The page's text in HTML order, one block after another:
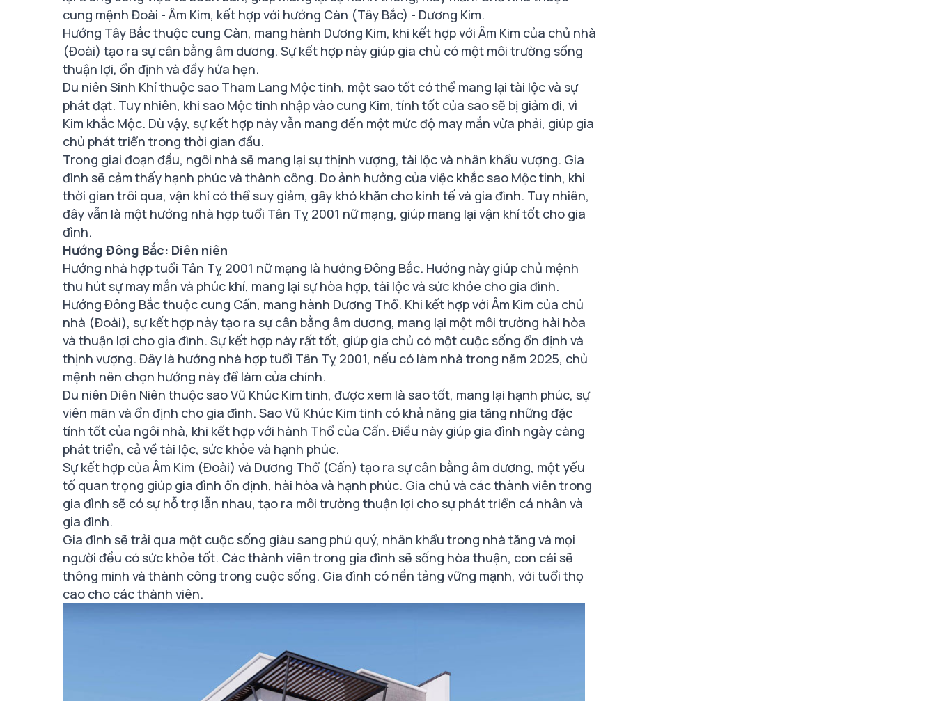
cung mệnh Đoài - Âm Kim, kết hợp với hướng Càn (Tây Bắc) - Dương Kim.
Hướng Tây Bắc thuộc cung Càn, mang hành Dương Kim, khi kết hợp với Âm Kim của chủ nhà
(Đoài) tạo ra sự cân bằng âm dương. Sự kết hợp này giúp gia chủ có một môi trường sống
thuận lợi, ổn định và đầy hứa hẹn.
Du niên Sinh Khí thuộc sao Tham Lang Mộc tinh, một sao tốt có thể mang lại tài lộc và sự
phát đạt. Tuy nhiên, khi sao Mộc tinh nhập vào cung Kim, tính tốt của sao sẽ bị giảm đi, vì
Kim khắc Mộc. Dù vậy, sự kết hợp này vẫn mang đến một mức độ may mắn vừa phải, giúp gia
chủ phát triển trong thời gian đầu.
Trong giai đoạn đầu, ngôi nhà sẽ mang lại sự thịnh vượng, tài lộc và nhân khẩu vượng. Gia
đình sẽ cảm thấy hạnh phúc và thành công. Do ảnh hưởng của việc khắc sao Mộc tinh, khi
thời gian trôi qua, vận khí có thể suy giảm, gây khó khăn cho kinh tế và gia đình. Tuy nhiên,
đây vẫn là một hướng nhà hợp tuổi Tân Tỵ 2001 nữ mạng, giúp mang lại vận khí tốt cho gia
đình.
Hướng Đông Bắc: Diên niên
Hướng nhà hợp tuổi Tân Tỵ 2001 nữ mạng là hướng Đông Bắc. Hướng này giúp chủ mệnh
thu hút sự may mắn và phúc khí, mang lại sự hòa hợp, tài lộc và sức khỏe cho gia đình.
Hướng Đông Bắc thuộc cung Cấn, mang hành Dương Thổ. Khi kết hợp với Âm Kim của chủ
nhà (Đoài), sự kết hợp này tạo ra sự cân bằng âm dương, mang lại một môi trường hài hòa
và thuận lợi cho gia đình. Sự kết hợp này rất tốt, giúp gia chủ có một cuộc sống ổn định và
thịnh vượng. Đây là hướng nhà hợp tuổi Tân Tỵ 2001, nếu có làm nhà trong năm 2025, chủ
mệnh nên chọn hướng này để làm cửa chính.
Du niên Diên Niên thuộc sao Vũ Khúc Kim tinh, được xem là sao tốt, mang lại hạnh phúc, sự
viên mãn và ổn định cho gia đình. Sao Vũ Khúc Kim tinh có khả năng gia tăng những đặc
tính tốt của ngôi nhà, khi kết hợp với hành Thổ của Cấn. Điều này giúp gia đình ngày càng
phát triển, cả về tài lộc, sức khỏe và hạnh phúc.
Sự kết hợp của Âm Kim (Đoài) và Dương Thổ (Cấn) tạo ra sự cân bằng âm dương, một yếu
tố quan trọng giúp gia đình ổn định, hài hòa và hạnh phúc. Gia chủ và các thành viên trong
gia đình sẽ có sự hỗ trợ lẫn nhau, tạo ra môi trường thuận lợi cho sự phát triển cá nhân và
gia đình.
Gia đình sẽ trải qua một cuộc sống giàu sang phú quý, nhân khẩu trong nhà tăng và mọi
người đều có sức khỏe tốt. Các thành viên trong gia đình sẽ sống hòa thuận, con cái sẽ
thông minh và thành công trong cuộc sống. Gia đình có nền tảng vững mạnh, với tuổi thọ
cao cho các thành viên.